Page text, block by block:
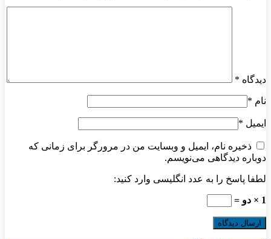
دیدگاه *
نام *
ایمیل *
ذخیره نام، ایمیل و وبسایت من در مرورگر برای زمانی که
دوباره دیدگاهی می‌نویسم.
لطفا پاسخ را به عدد انگلیسی وارد کنید:
1 × دو =